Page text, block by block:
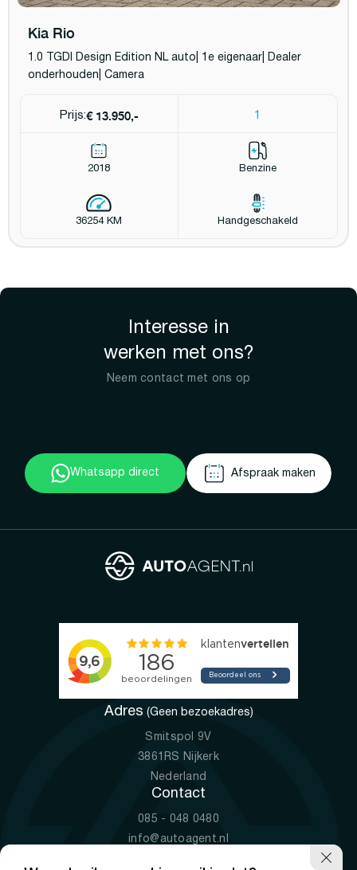
Kia Rio
1.0 TGDI Design Edition NL auto| 1e eigenaar| Dealer
onderhouden| Camera
Prijs:€ 13.950,- 1
2018 Benzine
36254 KM Handgeschakeld
Interesse in
werken met ons?
Neem contact met ons op
Whatsapp direct Afspraak maken
Adres (Geen bezoekadres)
Smitspol 9V
3861RS Nijkerk
Nederland
Contact
085 - 048 0480
info@autoagent.nl